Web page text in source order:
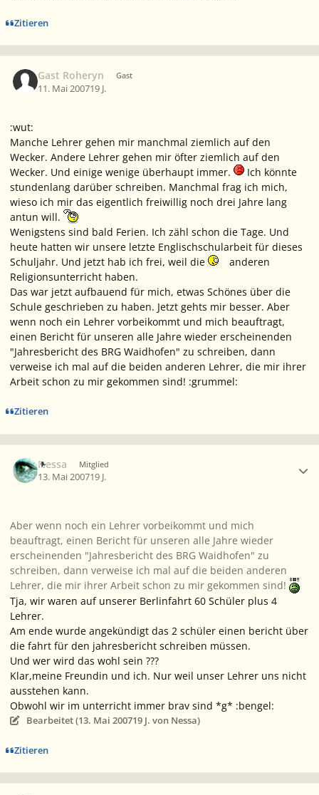
Zitieren
Gast Roheryn Gast
11. Mai 200719 J.
:wut:
Manche Lehrer gehen mir manchmal ziemlich auf den
Wecker. Andere Lehrer gehen mir öfter ziemlich auf den
Wecker. Und einige wenige überhaupt immer.
Ich könnte
stundenlang darüber schreiben. Manchmal frag ich mich,
wieso ich mir das eigentlich freiwillig noch drei Jahre lang
antun will.
Wenigstens sind bald Ferien. Ich zähl schon die Tage. Und
heute hatten wir unsere letzte Englischschularbeit für dieses
Schuljahr. Und jetzt hab ich frei, weil die
anderen
Religionsunterricht haben.
Das war jetzt aufbauend für mich, etwas Schönes über die
Schule geschrieben zu haben. Jetzt gehts mir besser. Aber
wenn noch ein Lehrer vorbeikommt und mich beauftragt,
einen Bericht für unseren alle Jahre wieder erscheinenden
"Jahresbericht des BRG Waidhofen" zu schreiben, dann
verweise ich mal auf die beiden anderen Lehrer, die mir ihrer
Arbeit schon zu mir gekommen sind! :grummel:
Zitieren
Nessa Mitglied
13. Mai 200719 J.
Aber wenn noch ein Lehrer vorbeikommt und mich
beauftragt, einen Bericht für unseren alle Jahre wieder
erscheinenden "Jahresbericht des BRG Waidhofen" zu
schreiben, dann verweise ich mal auf die beiden anderen
Lehrer, die mir ihrer Arbeit schon zu mir gekommen sind!
Tja, wir waren auf unserer Berlinfahrt 60 Schüler plus 4
Lehrer.
Am ende wurde angekündigt das 2 schüler einen bericht über
die fahrt für den jahresbericht schreiben müssen.
Und wer wird das wohl sein ???
Klar,meine Freundin und ich. Nur weil unser Lehrer uns nicht
ausstehen kann.
Obwohl wir im unterricht immer brav sind *g* :bengel:
Bearbeitet (13. Mai 200719 J. von Nessa)
Zitieren